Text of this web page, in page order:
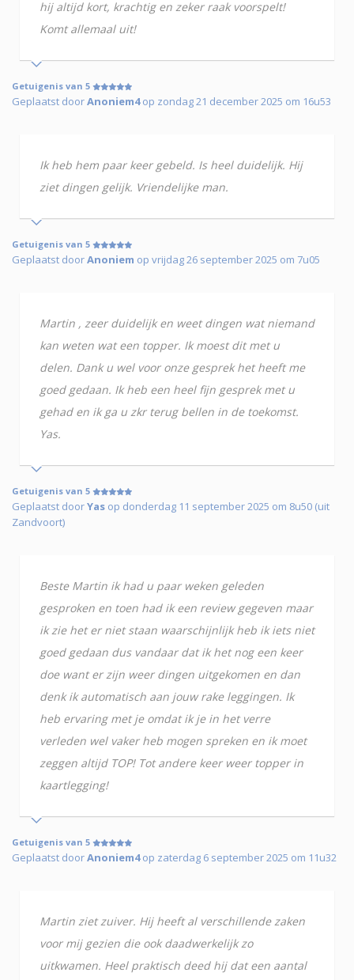
hij altijd kort, krachtig en zeker raak voorspelt!
Komt allemaal uit!
Getuigenis van 5
Geplaatst doorAnoniem4op zondag 21 december 2025 om 16u53
Ik heb hem paar keer gebeld. Is heel duidelijk. Hij
ziet dingen gelijk. Vriendelijke man.
Getuigenis van 5
Geplaatst doorAnoniem op vrijdag 26 september 2025 om 7u05
Martin , zeer duidelijk en weet dingen wat niemand
kan weten wat een topper. Ik moest dit met u
delen. Dank u wel voor onze gesprek het heeft me
goed gedaan. Ik heb een heel fijn gesprek met u
gehad en ik ga u zkr terug bellen in de toekomst.
Yas.
Getuigenis van 5
Geplaatst doorYas op donderdag 11 september 2025 om 8u50 (uit
Zandvoort)
Beste Martin ik had u paar weken geleden
gesproken en toen had ik een review gegeven maar
ik zie het er niet staan waarschijnlijk heb ik iets niet
goed gedaan dus vandaar dat ik het nog een keer
doe want er zijn weer dingen uitgekomen en dan
denk ik automatisch aan jouw rake leggingen. Ik
heb ervaring met je omdat ik je in het verre
verleden wel vaker heb mogen spreken en ik moet
zeggen altijd TOP! Tot andere keer weer topper in
kaartlegging!
Getuigenis van 5
Geplaatst doorAnoniem4op zaterdag 6 september 2025 om 11u32
Martin ziet zuiver. Hij heeft al verschillende zaken
voor mij gezien die ook daadwerkelijk zo
uitkwamen. Heel praktisch deed hij dat een aantal